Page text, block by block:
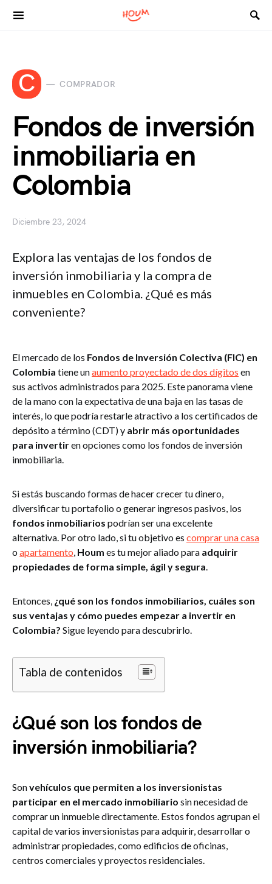
Search for:
C COMPRADOR
Fondos de inversión
inmobiliaria en
Colombia
Diciembre 23, 2024
Explora las ventajas de los fondos de
inversión inmobiliaria y la compra de
inmuebles en Colombia. ¿Qué es más
conveniente?
El mercado de los Fondos de Inversión Colectiva (FIC) en
Colombia tiene unaumento proyectado de dos dígitos en
sus activos administrados para 2025. Este panorama viene
de la mano con la expectativa de una baja en las tasas de
interés, lo que podría restarle atractivo a los certificados de
depósito a término (CDT) y abrir más oportunidades
para invertiren opciones como los fondos de inversión
inmobiliaria.
Si estás buscando formas de hacer crecer tu dinero,
diversificar tu portafolio o generar ingresos pasivos, los
fondos inmobiliarios podrían ser una excelente
alternativa. Por otro lado, si tu objetivo es comprar una casa
oapartamento, Houm es tu mejor aliado para adquirir
propiedades de forma simple, ágil y segura.
Entonces, ¿qué son los fondos inmobiliarios, cuáles son
sus ventajas y cómo puedes empezar a invertir en
Colombia? Sigue leyendo para descubrirlo.
Tabla de contenidos
¿Qué son los fondos de
inversión inmobiliaria?
Sonvehículos que permiten a los inversionistas
participar en el mercado inmobiliario sin necesidad de
comprar un inmueble directamente. Estos fondos agrupan el
capital de varios inversionistas para adquirir, desarrollar o
administrar propiedades, como edificios de oficinas,
centros comerciales y proyectos residenciales.